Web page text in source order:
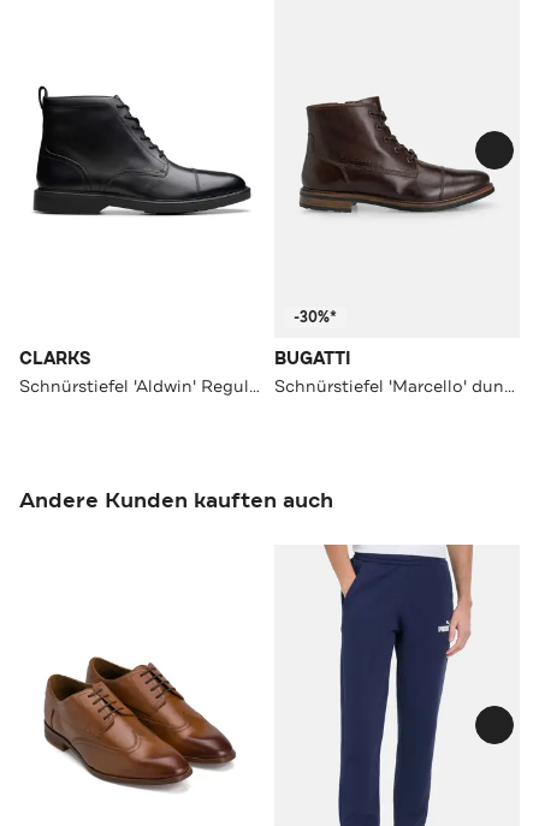
CLARKS
Schnürstiefel 'Aldwin' Regular Fit
-30%*
BUGATTI
Schnürstiefel 'Marcello' dunkelbraun
Andere Kunden kauften auch